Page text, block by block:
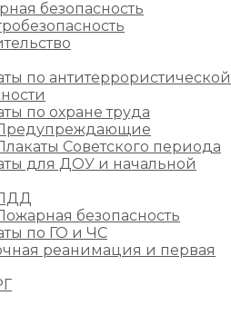
безопасность
по антитеррористической
по охране труда
Советского периода
для ДОУ и начальной
безопасность
по ГО и ЧС
реанимация и первая